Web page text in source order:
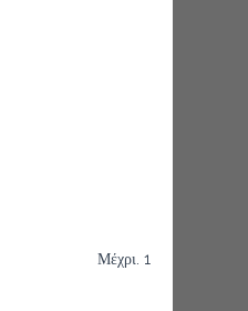
Μέχρι. 1